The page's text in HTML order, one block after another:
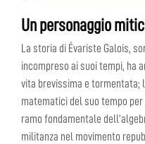
Un personaggio
La storia di Évariste Galois,
incompreso ai suoi tempi, ha
vita brevissima e tormentata;
matematici del suo tempo
ramo fondamentale
militanza nel movimento